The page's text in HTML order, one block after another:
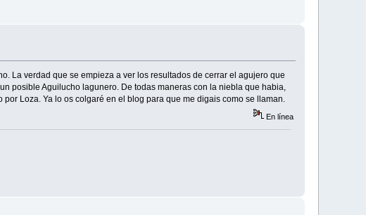
La verdad que se empieza a ver los resultados de cerrar el agujero que
posible Aguilucho lagunero. De todas maneras con la niebla que habia,
Loza. Ya lo os colgaré en el blog para que me digais como se llaman.
En línea